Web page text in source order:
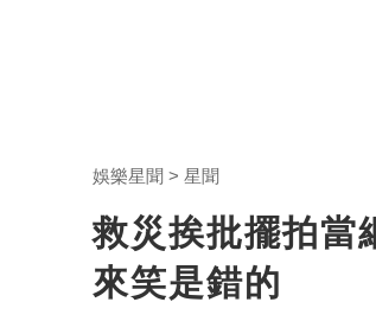
娛樂星聞 星聞
救災挨批擺拍當
來笑是錯的